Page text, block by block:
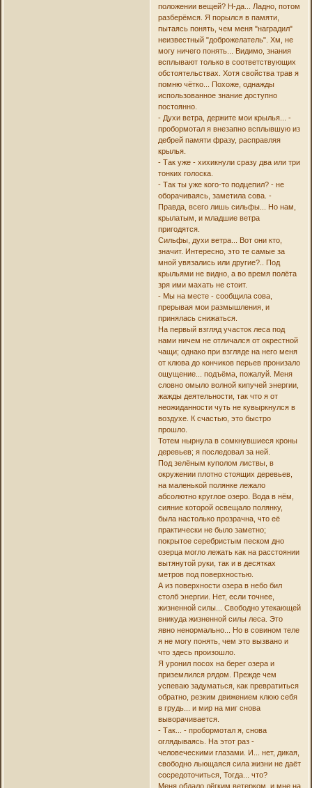
положении вещей? Н-да... Ладно, потом
разберёмся. Я порылся в памяти,
пытаясь понять, чем меня "наградил"
неизвестный "доброжелатель". Хм, не
могу ничего понять... Видимо, знания
всплывают только в соответствующих
обстоятельствах. Хотя свойства трав я
помню чётко... Похоже, однажды
использованное знание доступно
постоянно.
- Духи ветра, держите мои крылья... -
пробормотал я внезапно всплывшую из
дебрей памяти фразу, расправляя
крылья.
- Так уже - хихикнули сразу два или три
тонких голоска.
- Так ты уже кого-то подцепил? - не
оборачиваясь, заметила сова. -
Правда, всего лишь сильфы... Но нам,
крылатым, и младшие ветра
пригодятся.
Сильфы, духи ветра... Вот они кто,
значит. Интересно, это те самые за
мной увязались или другие?.. Под
крыльями не видно, а во время полёта
зря ими махать не стоит.
- Мы на месте - сообщила сова,
прерывая мои размышления, и
принялась снижаться.
На первый взгляд участок леса под
нами ничем не отличался от окрестной
чащи; однако при взгляде на него меня
от клюва до кончиков перьев пронизало
ощущение... подъёма, пожалуй. Меня
словно омыло волной кипучей энергии,
жажды деятельности, так что я от
неожиданности чуть не кувыркнулся в
воздухе. К счастью, это быстро
прошло.
Тотем нырнула в сомкнувшиеся кроны
деревьев; я последовал за ней.
Под зелёным куполом листвы, в
окружении плотно стоящих деревьев,
на маленькой полянке лежало
абсолютно круглое озеро. Вода в нём,
сияние которой освещало полянку,
была настолько прозрачна, что её
практически не было заметно;
покрытое серебристым песком дно
озерца могло лежать как на расстоянии
вытянутой руки, так и в десятках
метров под поверхностью.
А из поверхности озера в небо бил
столб энергии. Нет, если точнее,
жизненной силы... Свободно утекающей
вникуда жизненной силы леса. Это
явно ненормально... Но в совином теле
я не могу понять, чем это вызвано и
что здесь произошло.
Я уронил посох на берег озера и
приземлился рядом. Прежде чем
успеваю задуматься, как превратиться
обратно, резким движением клюю себя
в грудь... и мир на миг снова
выворачивается.
- Так... - пробормотал я, снова
оглядываясь. На этот раз -
человеческими глазами. И... нет, дикая,
свободно льющаяся сила жизни не даёт
сосредоточиться, Тогда... что?
Меня обдало лёгким ветерком, и мне на